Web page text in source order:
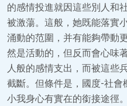
的感情投進就因這些別人和
被激蕩。這般，她既能落實
涌動的范圍，并有能夠帶動
然是活動的，但反而會心味
人般的感情支出，而被這些
截斷。但條件是，國度-社
小我身心有實在的銜接途徑